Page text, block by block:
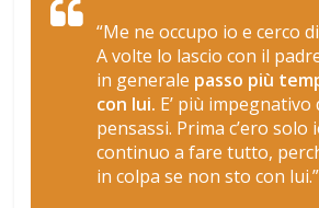
“Me ne occupo io e cerco
A volte lo lascio con il
in generale passo più
con lui. E’ più
pensassi. Prima c’ero solo
continuo a fare tutto,
in colpa se non sto con lui.”